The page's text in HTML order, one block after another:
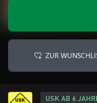
ZUR
USK AB 6